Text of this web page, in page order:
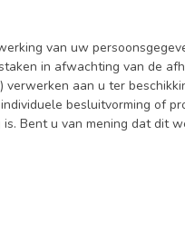
van uw
in afwachting van de
aan u ter
besluitvorming of
Bent u van mening dat dit